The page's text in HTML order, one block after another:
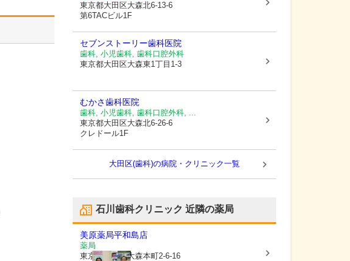
東京都大田区大森北6-13-6
第6TACビル1F
セブンストーリー歯科医院
歯科, 小児歯科, 歯科口腔外科
東京都大田区大森東1丁目1-3
むかさ歯科医院
歯科, 小児歯科, 歯科口腔外科, ...
東京都大田区大森北6-26-6
クレドール1F
大田区(歯科)の病院・クリニック一覧
石川歯科クリニック 近隣の薬局
美原薬局平和島店
薬局
東京都大田区大森本町2-6-16